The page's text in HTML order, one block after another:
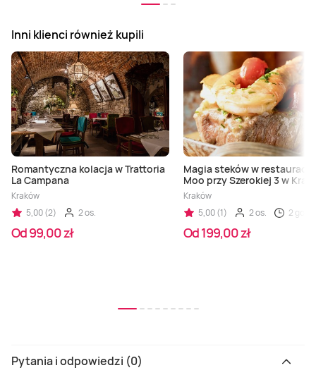
Inni klienci również kupili
Romantyczna kolacja w Trattoria
La Campana
Kraków
5,00 (2)
2 os.
Od 99,00 zł
Magia steków w restauracji
Moo przy Szerokiej 3 w
Kraków
5,00 (1)
2 os. 2 godz.
Od 199,00 zł
Pytania i odpowiedzi (0)